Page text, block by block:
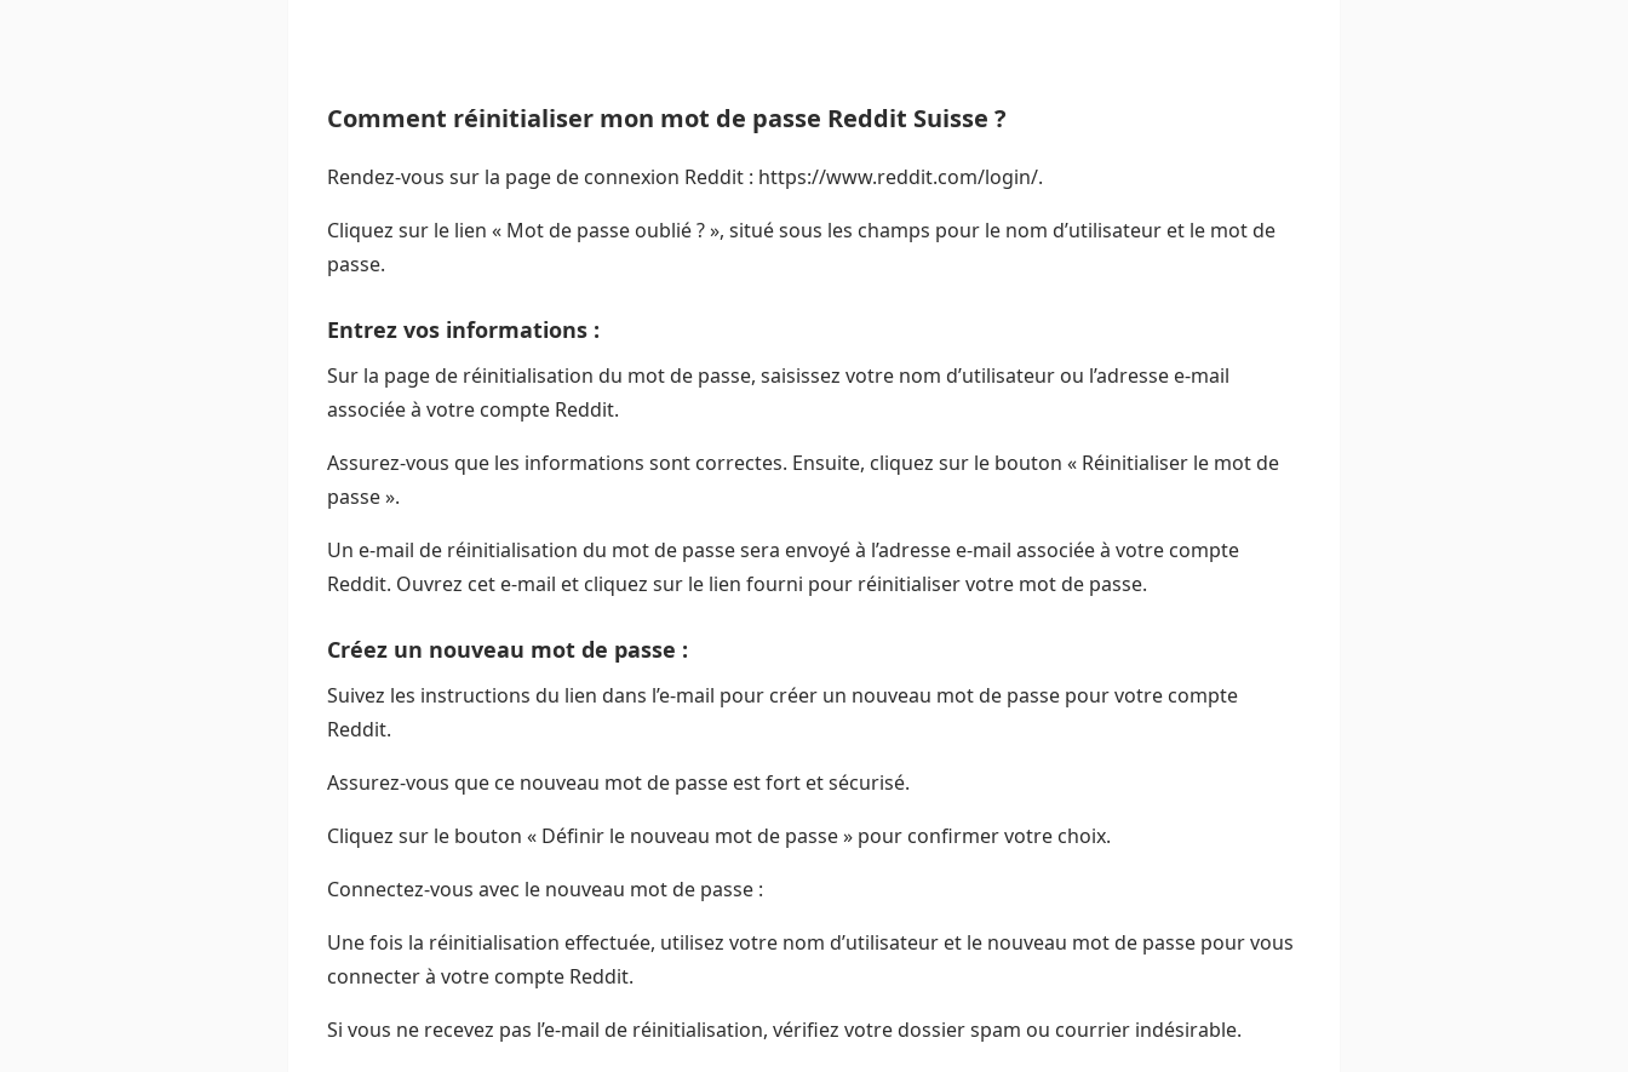
Comment réinitialiser mon mot de passe Reddit Suisse ?
Rendez-vous sur la page de connexion Reddit : https://www.reddit.com/login/.
Cliquez sur le lien « Mot de passe oublié ? », situé sous les champs pour le nom d’utilisateur et le mot de
passe.
Entrez vos informations :
Sur la page de réinitialisation du mot de passe, saisissez votre nom d’utilisateur ou l’adresse e-mail
associée à votre compte Reddit.
Assurez-vous que les informations sont correctes. Ensuite, cliquez sur le bouton « Réinitialiser le mot de
passe ».
Un e-mail de réinitialisation du mot de passe sera envoyé à l’adresse e-mail associée à votre compte
Reddit. Ouvrez cet e-mail et cliquez sur le lien fourni pour réinitialiser votre mot de passe.
Créez un nouveau mot de passe :
Suivez les instructions du lien dans l’e-mail pour créer un nouveau mot de passe pour votre compte
Reddit.
Assurez-vous que ce nouveau mot de passe est fort et sécurisé.
Cliquez sur le bouton « Définir le nouveau mot de passe » pour confirmer votre choix.
Connectez-vous avec le nouveau mot de passe :
Une fois la réinitialisation effectuée, utilisez votre nom d’utilisateur et le nouveau mot de passe pour vous
connecter à votre compte Reddit.
Si vous ne recevez pas l’e-mail de réinitialisation, vérifiez votre dossier spam ou courrier indésirable.